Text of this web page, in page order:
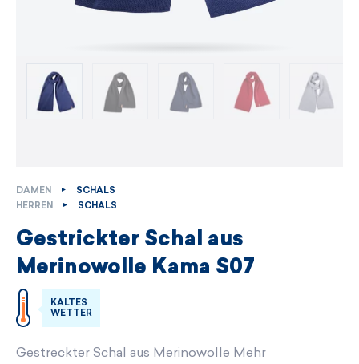
DAMEN
SCHALS
HERREN
SCHALS
Gestrickter Schal aus
Merinowolle Kama S07
KALTES
WETTER
Gestreckter Schal aus Merinowolle Mehr